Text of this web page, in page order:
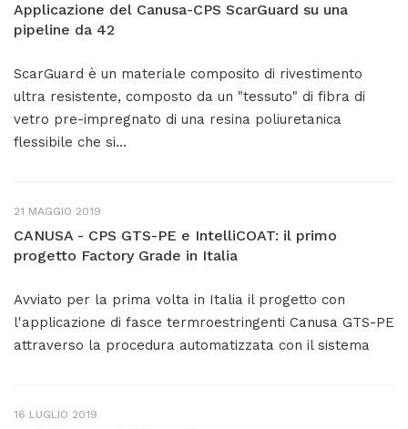
Applicazione del Canusa-CPS ScarGuard su una
pipeline da 42
ScarGuard è un materiale composito di rivestimento
ultra resistente, composto da un "tessuto" di fibra di
vetro pre-impregnato di una resina poliuretanica
flessibile che si...
21 MAGGIO 2019
CANUSA - CPS GTS-PE e IntelliCOAT: il primo
progetto Factory Grade in Italia
Avviato per la prima volta in Italia il progetto con
l'applicazione di fasce termroestringenti Canusa GTS-PE
attraverso la procedura automatizzata con il sistema
16 LUGLIO 2019